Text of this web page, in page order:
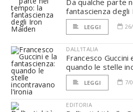
Da qualche parte
fantascienza degli
LEGGI
DALL'ITALIA
Francesco Guccini
quando le stelle
LEGGI 7/
EDITORIA